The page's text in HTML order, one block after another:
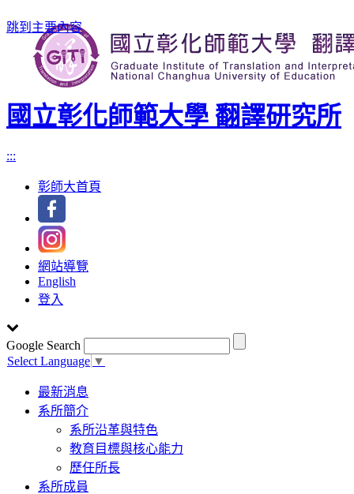
跳到主要內容
國立彰化師範大學 翻譯研究所
:::
彰師大首頁
網站導覽
English
登入
Google Search
Select Language ▼
Toggle
navigation
最新消息
系所簡介
系所沿革與特色
教育目標與核心能力
歷任所長
系所成員